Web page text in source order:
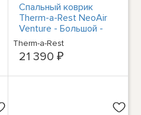
Спальный коврик
Therm-a-Rest NeoAir
Venture - Большой -
Сосна
Therm-a-Rest
21 390 ₽